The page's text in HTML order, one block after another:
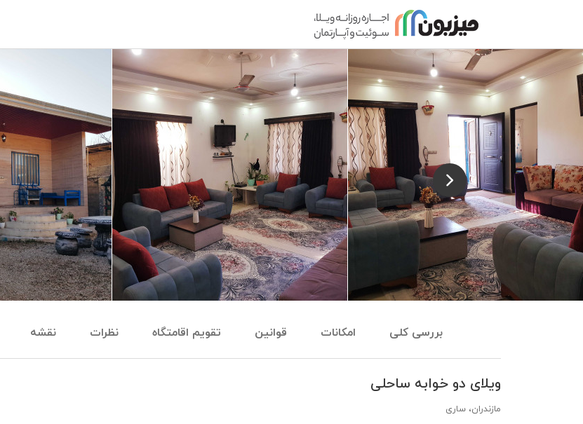
بررسی کلی امکانات قوانین تقویم اقامتگاه نظرات نقشه
ویلای دو خوابه ساحلی
مازندران، ساری